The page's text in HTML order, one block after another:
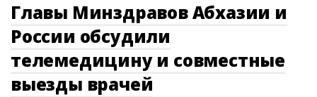
Главы Минздравов Абхазии и
России обсудили
телемедицину и совместные
выезды врачей